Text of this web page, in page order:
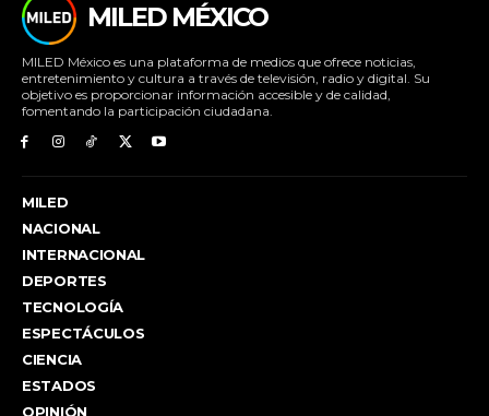
MILED MÉXICO
MILED México es una plataforma de medios que ofrece noticias,
entretenimiento y cultura a través de televisión, radio y digital. Su
objetivo es proporcionar información accesible y de calidad,
fomentando la participación ciudadana.
MILED
NACIONAL
INTERNACIONAL
DEPORTES
TECNOLOGÍA
ESPECTÁCULOS
CIENCIA
ESTADOS
OPINIÓN